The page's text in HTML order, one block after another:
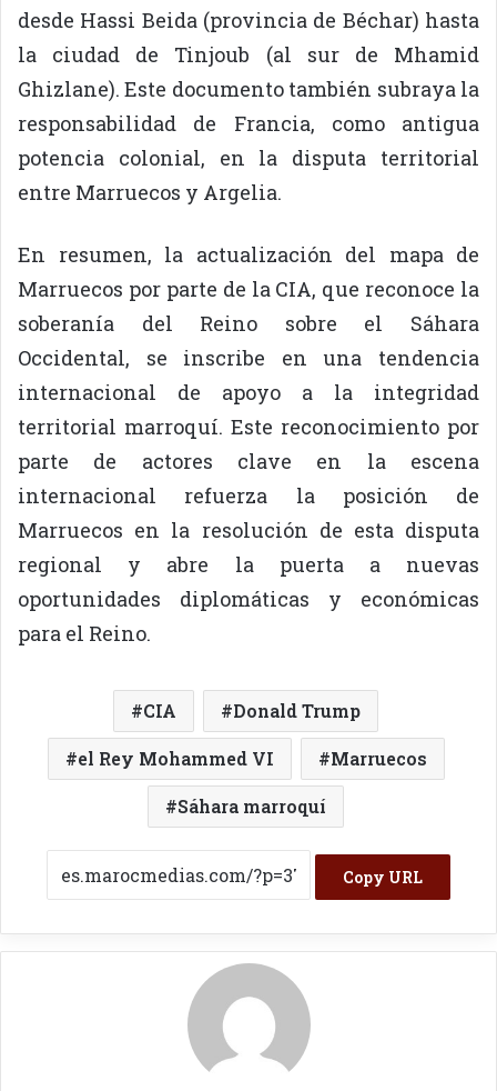
desde Hassi Beida (provincia de Béchar) hasta
la ciudad de Tinjoub (al sur de Mhamid
Ghizlane). Este documento también subraya la
responsabilidad de Francia, como antigua
potencia colonial, en la disputa territorial
entre Marruecos y Argelia.
En resumen, la actualización del mapa de
Marruecos por parte de la CIA, que reconoce la
soberanía del Reino sobre el Sáhara
Occidental, se inscribe en una tendencia
internacional de apoyo a la integridad
territorial marroquí. Este reconocimiento por
parte de actores clave en la escena
internacional refuerza la posición de
Marruecos en la resolución de esta disputa
regional y abre la puerta a nuevas
oportunidades diplomáticas y económicas
para el Reino.
CIA Donald Trump
el Rey Mohammed VI Marruecos
Sáhara marroquí
Copy URL